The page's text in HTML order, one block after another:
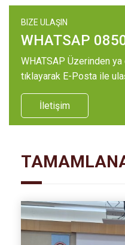
BIZE ULAŞIN
WHATSAP
WHATSAP Üzerinden
tıklayarak E-Posta ile
İletişim